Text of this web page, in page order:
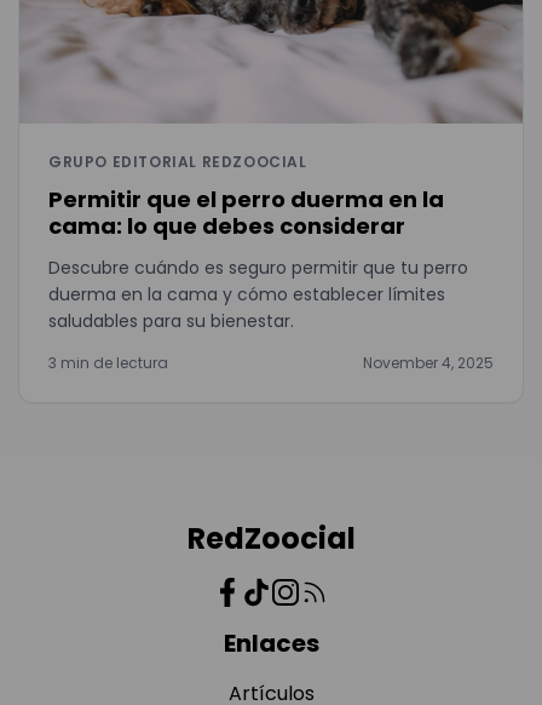
GRUPO EDITORIAL REDZOOCIAL
Permitir que el perro duerma en la
cama: lo que debes considerar
Descubre cuándo es seguro permitir que tu perro
duerma en la cama y cómo establecer límites
saludables para su bienestar.
3 min de lectura November 4, 2025
RedZoocial
Enlaces
Artículos